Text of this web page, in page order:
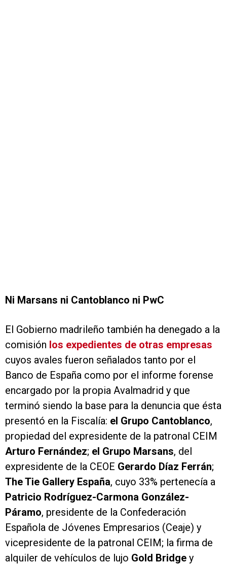
Ni Marsans ni Cantoblanco ni PwC
El Gobierno madrileño también ha denegado a la
comisión los expedientes de otras empresas
cuyos avales fueron señalados tanto por el
Banco de España como por el informe forense
encargado por la propia Avalmadrid y que
terminó siendo la base para la denuncia que ésta
presentó en la Fiscalía: el Grupo Cantoblanco,
propiedad del expresidente de la patronal CEIM
Arturo Fernández; el Grupo Marsans, del
expresidente de la CEOE Gerardo Díaz Ferrán;
The Tie Gallery España, cuyo 33% pertenecía a
Patricio Rodríguez-Carmona González-
Páramo, presidente de la Confederación
Española de Jóvenes Empresarios (Ceaje) y
vicepresidente de la patronal CEIM; la firma de
alquiler de vehículos de lujo Gold Bridge y